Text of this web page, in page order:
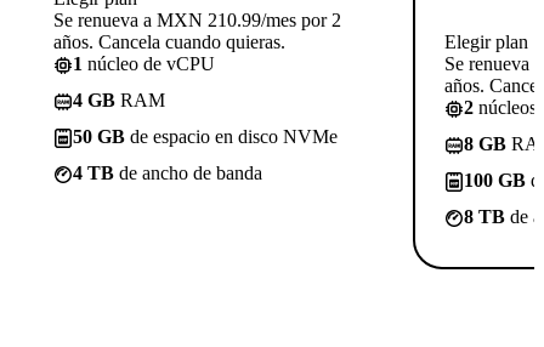
Se renueva a MXN 210.99/mes por 2
años. Cancela cuando quieras.
1 núcleo de vCPU
4 GB RAM
50 GB de espacio en disco NVMe
4 TB de ancho de banda
Elegir plan
Se renueva
años.
2 núcleos
8 GB
100 GB
8 TB de